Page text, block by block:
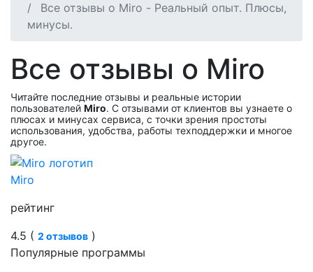
Все отзывы о Miro - Реальный опыт. Плюсы,
минусы.
Все отзывы о Miro
Читайте последние отзывы и реальные истории
пользователей Miro. С отзывами от клиентов вы узнаете о
плюсах и минусах сервиса, с точки зрения простоты
использования, удобства, работы техподдержки и многое
другое.
Miro
рейтинг
4.5 ( 2 отзывов )
Популярные программы